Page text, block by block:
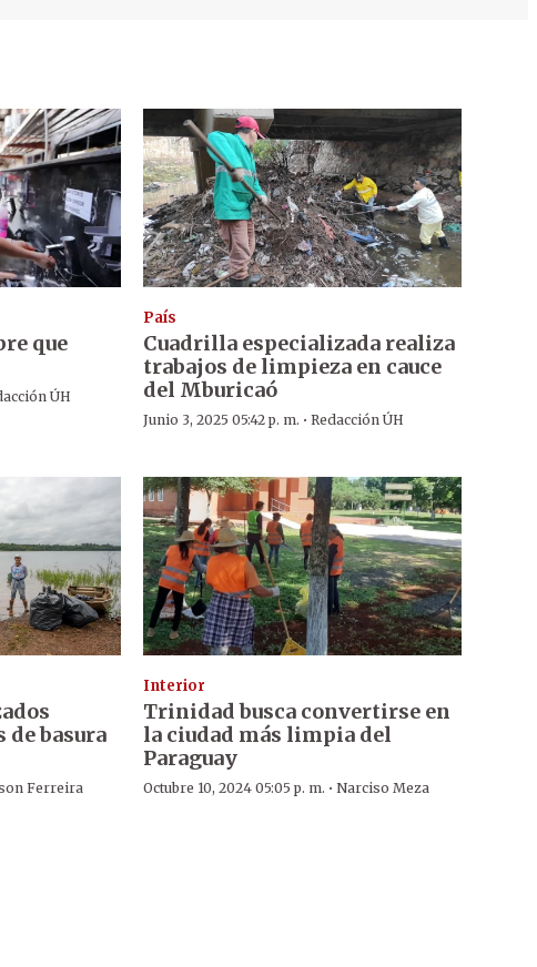
que
ÚH
País
Cuadrilla especializada realiza
trabajos de limpieza en cauce
del Mburicaó
Junio 3, 2025 05:42 p. m. · Redacción ÚH
de basura
Ferreira
Interior
Trinidad busca convertirse en
la ciudad más limpia del
Paraguay
Octubre 10, 2024 05:05 p. m. · Narciso Meza